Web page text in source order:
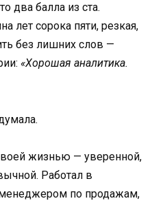
два балла из ста.
лет сорока пяти, резкая,
без лишних слов —
«Хорошая аналитика.
жизнью — уверенной,
Работал в
по продажам,